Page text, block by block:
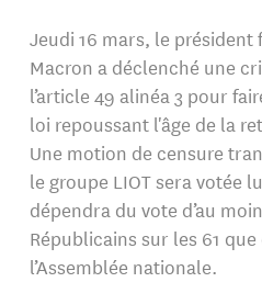
Jeudi 16 mars, le président
Macron a déclenché une
l’article 49 alinéa 3 pour
loi repoussant l'âge de la
Une motion de censure
le groupe LIOT sera votée
dépendra du vote d’au
Républicains sur les 61
l’Assemblée nationale.